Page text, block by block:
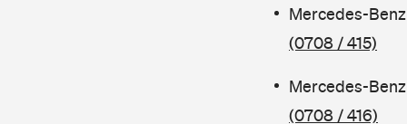
Mercedes-Benz
(0708 / 415)
Mercedes-Benz
(0708 / 416)